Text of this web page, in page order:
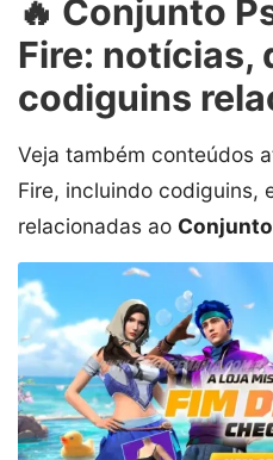
🔥 Conjunto
Fire: notícias,
codiguins
Veja também conteúdos
Fire, incluindo codiguins,
relacionadas ao